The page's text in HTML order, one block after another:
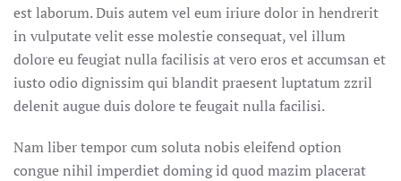
est laborum. Duis autem vel eum iriure dolor in hendrerit
in vulputate velit esse molestie consequat, vel illum
dolore eu feugiat nulla facilisis at vero eros et accumsan et
iusto odio dignissim qui blandit praesent luptatum zzril
delenit augue duis dolore te feugait nulla facilisi.
Nam liber tempor cum soluta nobis eleifend option
congue nihil imperdiet doming id quod mazim placerat